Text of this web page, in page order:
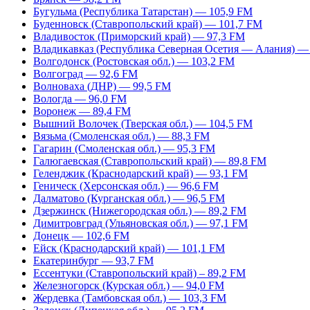
Бугульма (Республика Татарстан) — 105,9 FM
Буденновск (Ставропольский край) — 101,7 FM
Владивосток (Приморский край) — 97,3 FM
Владикавказ (Республика Северная Осетия — Алания)
Волгодонск (Ростовская обл.) — 103,2 FM
Волгоград — 92,6 FM
Волноваха (ДНР) — 99,5 FM
Вологда — 96,0 FM
Воронеж — 89,4 FM
Вышний Волочек (Тверская обл.) — 104,5 FM
Вязьма (Смоленская обл.) — 88,3 FM
Гагарин (Смоленская обл.) — 95,3 FM
Галюгаевская (Ставропольский край) — 89,8 FM
Геленджик (Краснодарский край) — 93,1 FM
Геническ (Херсонская обл.) — 96,6 FM
Далматово (Курганская обл.) — 96,5 FM
Дзержинск (Нижегородская обл.) — 89,2 FM
Димитровград (Ульяновская обл.) — 97,1 FM
Донецк — 102,6 FM
Ейск (Краснодарский край) — 101,1 FM
Екатеринбург — 93,7 FM
Ессентуки (Ставропольский край) – 89,2 FM
Железногорск (Курская обл.) — 94,0 FM
Жердевка (Тамбовская обл.) — 103,3 FM